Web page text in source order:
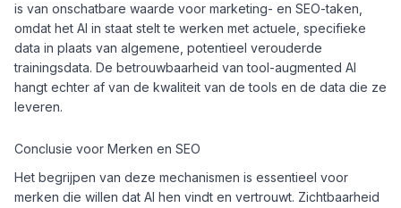
is van onschatbare waarde voor marketing- en SEO-taken,
omdat het AI in staat stelt te werken met actuele, specifieke
data in plaats van algemene, potentieel verouderde
trainingsdata. De betrouwbaarheid van tool-augmented AI
hangt echter af van de kwaliteit van de tools en de data die ze
leveren.
Conclusie voor Merken en SEO
Het begrijpen van deze mechanismen is essentieel voor
merken die willen dat AI hen vindt en vertrouwt. Zichtbaarheid